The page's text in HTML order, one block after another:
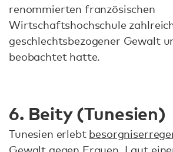
renommierten französischen
Wirtschaftshochschule
geschlechtsbezogener Gewalt
beobachtet hatte.
6. Beity (Tunesien)
Tunesien erlebt